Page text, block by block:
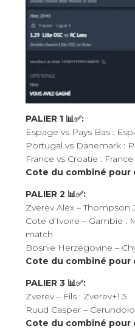
PALIER 1 📊✅:
Espage vs Pays Bas :
Portugal vs Danemark :
France vs Croatie :
Cote du combiné pour
PALIER 2 📊✅:
Zverev Alex – Thompson
Cote d’Ivoire – Gambie :
match
Bosnie Herzegovine –
Cote du combiné pour
PALIER 3 📊✅:
Zverev – Fils : Zverev+1.5
Ruud Casper –
Cote du combiné pour